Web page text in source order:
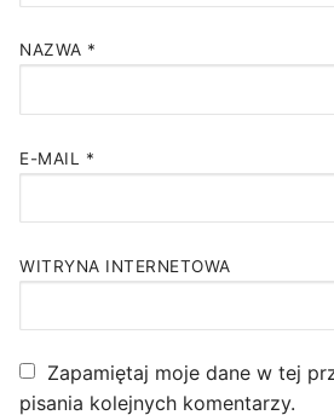
NAZWA *
E-MAIL *
WITRYNA INTERNETOWA
Zapamiętaj moje dane w tej
pisania kolejnych komentarzy.